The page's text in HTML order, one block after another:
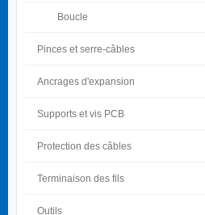
Boucle
Pinces et serre-câbles
Ancrages d'expansion
Supports et vis PCB
Protection des câbles
Terminaison des fils
Outils